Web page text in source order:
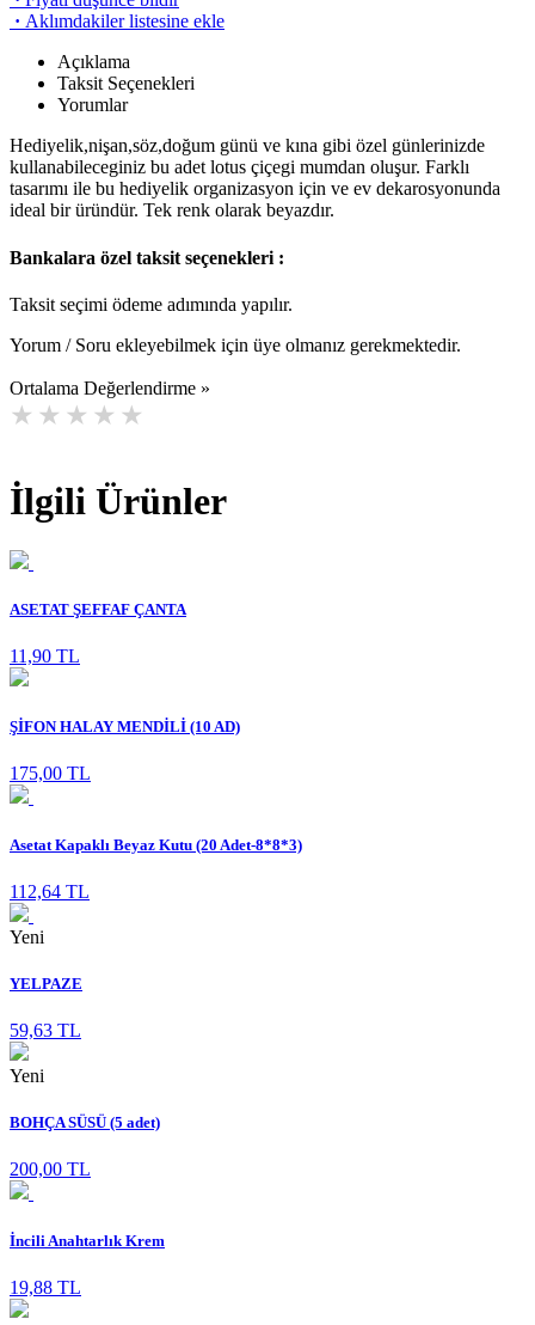
· Aklımdakiler listesine ekle
Açıklama
Taksit Seçenekleri
Yorumlar
Hediyelik,nişan,söz,doğum günü ve kına gibi özel günlerinizde
kullanabileceginiz bu adet lotus çiçegi mumdan oluşur. Farklı
tasarımı ile bu hediyelik organizasyon için ve ev dekarosyonunda
ideal bir üründür. Tek renk olarak beyazdır.
Bankalara özel taksit seçenekleri :
Taksit seçimi ödeme adımında yapılır.
Yorum / Soru ekleyebilmek için üye olmanız gerekmektedir.
Ortalama Değerlendirme »
İlgili Ürünler
ASETAT ŞEFFAF ÇANTA
11,90 TL
ŞİFON HALAY MENDİLİ (10 AD)
175,00 TL
Asetat Kapaklı Beyaz Kutu (20 Adet-8*8*3)
112,64 TL
Yeni
YELPAZE
59,63 TL
Yeni
BOHÇA SÜSÜ (5 adet)
200,00 TL
İncili Anahtarlık Krem
19,88 TL